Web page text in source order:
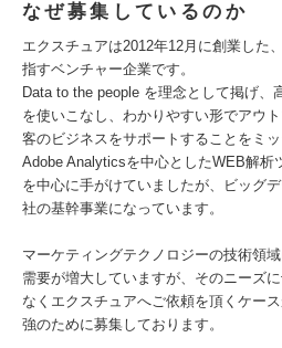
なぜ募集しているのか
エクスチュアは2012年12月に創業した
指すベンチャー企業です。
Data to the people を理念として掲げ、
を使いこなし、わかりやすい形でアウ
客のビジネスをサポートすることをミ
Adobe Analyticsを中心としたWEB解析
を中心に手がけていましたが、ビッグ
社の基幹事業になっています。
マーケティングテクノロジーの技術領
需要が増大していますが、そのニーズ
なくエクスチュアへご依頼を頂くケー
強のために募集しております。